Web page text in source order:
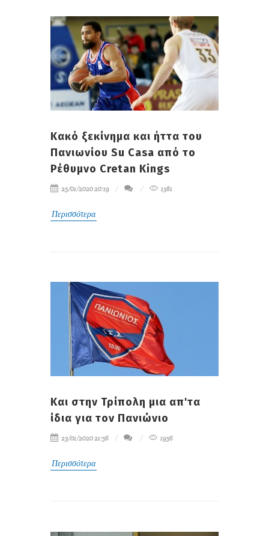
Κακό ξεκίνημα και ήττα του
Πανιωνίου Su Casa από το
Ρέθυμνο Cretan Kings
25/01/2020 20:19 1381
Περισσότερα
Και στην Τρίπολη μια απ'τα
ίδια για τον Πανιώνιο
23/01/2020 21:56 1956
Περισσότερα